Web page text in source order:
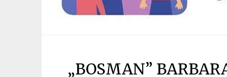
„BOSMAN”